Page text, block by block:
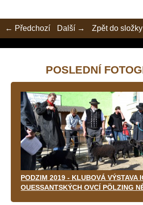
← Předchozí Další → Zpět do složky
POSLEDNÍ
PODZIM 2019 - KLUBOVÁ VÝSTAVA
OUESSANTSKÝCH OVCÍ PÖLZING